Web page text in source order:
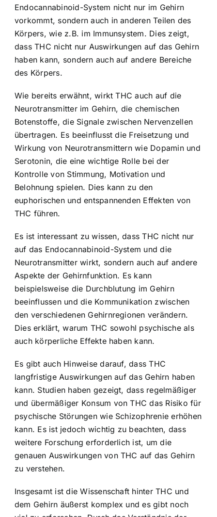
Endocannabinoid-System nicht nur im Gehirn
vorkommt, sondern auch in anderen Teilen des
Körpers, wie z.B. im Immunsystem. Dies zeigt,
dass THC nicht nur Auswirkungen auf das Gehirn
haben kann, sondern auch auf andere Bereiche
des Körpers.
Wie bereits erwähnt, wirkt THC auch auf die
Neurotransmitter im Gehirn, die chemischen
Botenstoffe, die Signale zwischen Nervenzellen
übertragen. Es beeinflusst die Freisetzung und
Wirkung von Neurotransmittern wie Dopamin und
Serotonin, die eine wichtige Rolle bei der
Kontrolle von Stimmung, Motivation und
Belohnung spielen. Dies kann zu den
euphorischen und entspannenden Effekten von
THC führen.
Es ist interessant zu wissen, dass THC nicht nur
auf das Endocannabinoid-System und die
Neurotransmitter wirkt, sondern auch auf andere
Aspekte der Gehirnfunktion. Es kann
beispielsweise die Durchblutung im Gehirn
beeinflussen und die Kommunikation zwischen
den verschiedenen Gehirnregionen verändern.
Dies erklärt, warum THC sowohl psychische als
auch körperliche Effekte haben kann.
Es gibt auch Hinweise darauf, dass THC
langfristige Auswirkungen auf das Gehirn haben
kann. Studien haben gezeigt, dass regelmäßiger
und übermäßiger Konsum von THC das Risiko für
psychische Störungen wie Schizophrenie erhöhen
kann. Es ist jedoch wichtig zu beachten, dass
weitere Forschung erforderlich ist, um die
genauen Auswirkungen von THC auf das Gehirn
zu verstehen.
Insgesamt ist die Wissenschaft hinter THC und
dem Gehirn äußerst komplex und es gibt noch